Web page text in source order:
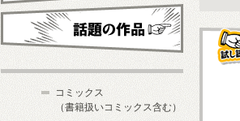
これから発売予定
コミックス
（書籍扱いコミックス含む）